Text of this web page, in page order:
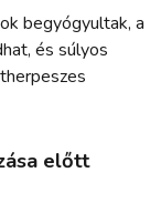
begyógyultak, a
és súlyos
előtt